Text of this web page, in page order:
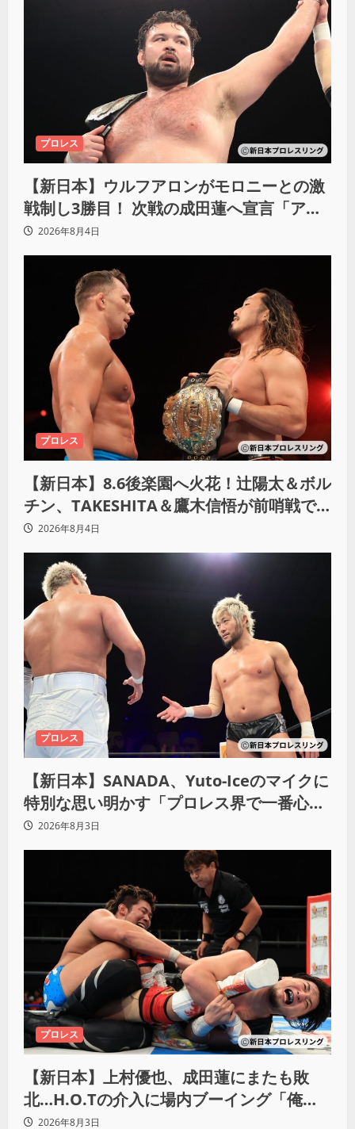
プロレス
【新日本】ウルフアロンがモロニーとの激
戦制し3勝目！ 次戦の成田蓮へ宣言「アイ
ツの王道を俺の王道でぶち壊す」
2026年8月4日
プロレス
【新日本】8.6後楽園へ火花！辻陽太＆ボル
チン、TAKESHITA＆鷹木信悟が前哨戦で
激突2026年8月4日
プロレス
【新日本】SANADA、Yuto-Iceのマイクに
特別な思い明かす「プロレス界で一番心に
響きました」
2026年8月3日
プロレス
【新日本】上村優也、成田蓮にまたも敗
北…H.O.Tの介入に場内ブーイング「俺が
闘いたい蓮じゃない！」
2026年8月3日